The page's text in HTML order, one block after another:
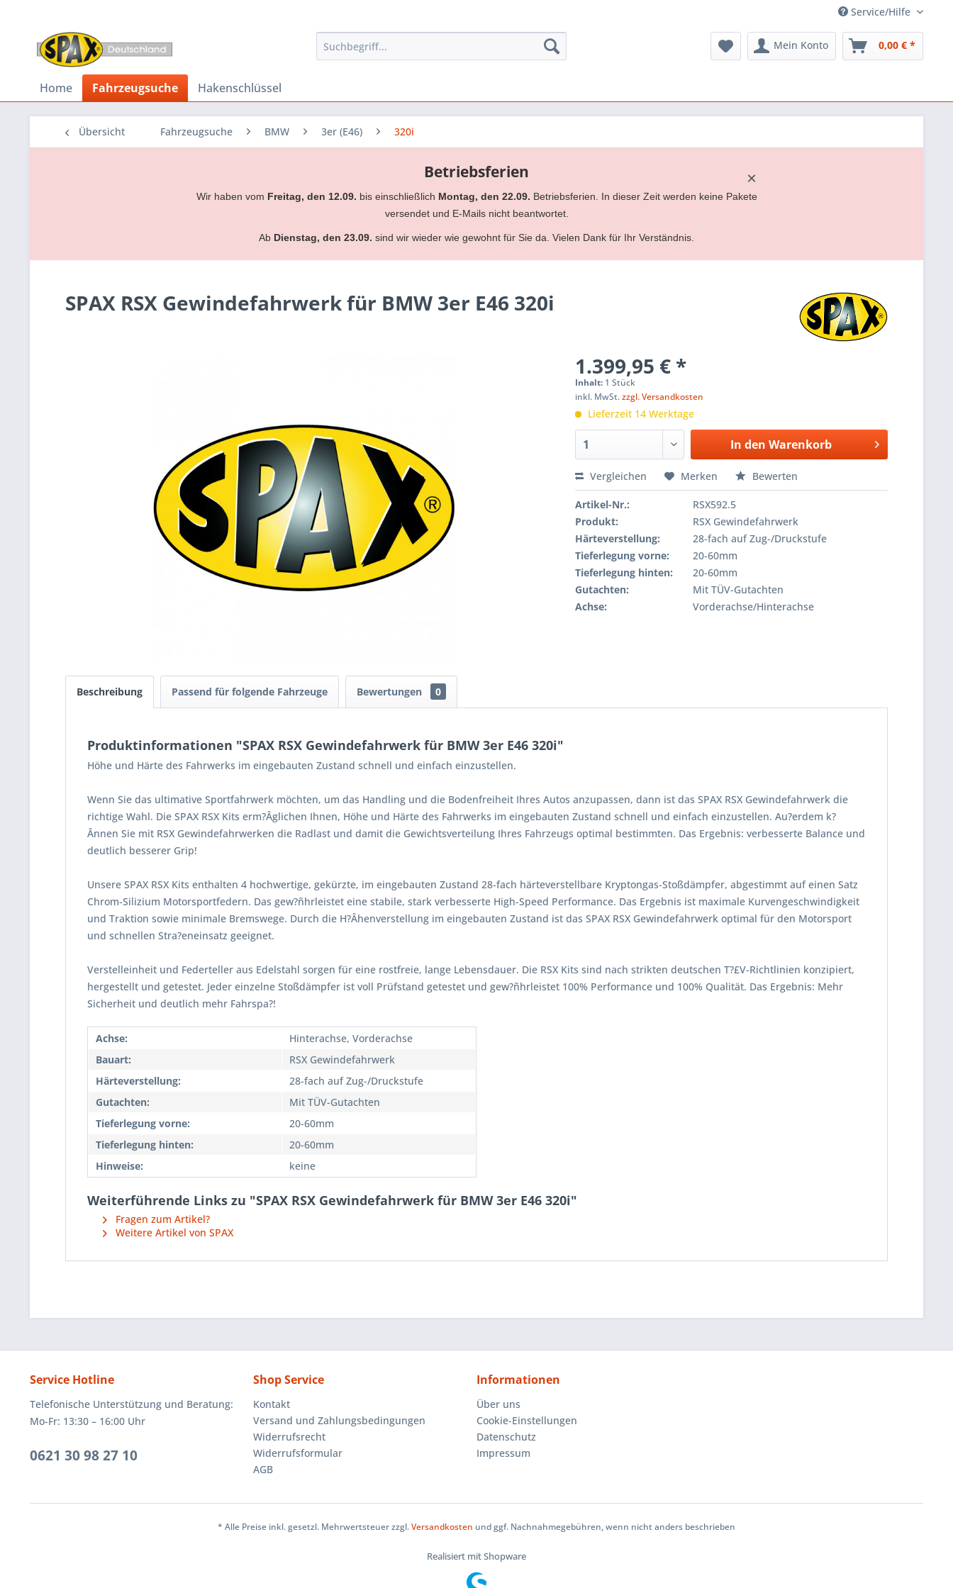
Service/Hilfe
Mein Konto 0,00 € *
Home Fahrzeugsuche Hakenschlüssel
Übersicht Fahrzeugsuche BMW 3er (E46) 320i
×
Betriebsferien
Wir haben vom Freitag, den 12.09. bis einschließlich Montag, den 22.09. Betriebsferien. In dieser Zeit werden keine Pakete
versendet und E-Mails nicht beantwortet.
Ab Dienstag, den 23.09. sind wir wieder wie gewohnt für Sie da. Vielen Dank für Ihr Verständnis.
SPAX RSX Gewindefahrwerk für BMW 3er E46 320i
1.399,95 € *
Inhalt: 1 Stück
inkl. MwSt.zzgl. Versandkosten
Lieferzeit 14 Werktage
In den Warenkorb
Vergleichen Merken Bewerten
Artikel-Nr.:
RSX592.5
Produkt:
RSX Gewindefahrwerk
Härteverstellung:
28-fach auf Zug-/Druckstufe
Tieferlegung vorne:
20-60mm
Tieferlegung hinten:
20-60mm
Gutachten:
Mit TÜV-Gutachten
Achse:
Vorderachse/Hinterachse
Beschreibung Passend für folgende Fahrzeuge Bewertungen 0
Produktinformationen "SPAX RSX Gewindefahrwerk für BMW 3er E46 320i"
Höhe und Härte des Fahrwerks im eingebauten Zustand schnell und einfach einzustellen.
Wenn Sie das ultimative Sportfahrwerk möchten, um das Handling und die Bodenfreiheit Ihres Autos anzupassen, dann ist das SPAX RSX Gewindefahrwerk die
richtige Wahl. Die SPAX RSX Kits erm?Âglichen Ihnen, Höhe und Härte des Fahrwerks im eingebauten Zustand schnell und einfach einzustellen. Au?erdem k?
Ânnen Sie mit RSX Gewindefahrwerken die Radlast und damit die Gewichtsverteilung Ihres Fahrzeugs optimal bestimmten. Das Ergebnis: verbesserte Balance und
deutlich besserer Grip!
Unsere SPAX RSX Kits enthalten 4 hochwertige, gekürzte, im eingebauten Zustand 28-fach härteverstellbare Kryptongas-Stoßdämpfer, abgestimmt auf einen Satz
Chrom-Silizium Motorsportfedern. Das gew?ñhrleistet eine stabile, stark verbesserte High-Speed Performance. Das Ergebnis ist maximale Kurvengeschwindigkeit
und Traktion sowie minimale Bremswege. Durch die H?Âhenverstellung im eingebauten Zustand ist das SPAX RSX Gewindefahrwerk optimal für den Motorsport
und schnellen Stra?eneinsatz geeignet.
Verstelleinheit und Federteller aus Edelstahl sorgen für eine rostfreie, lange Lebensdauer. Die RSX Kits sind nach strikten deutschen T?£V-Richtlinien konzipiert,
hergestellt und getestet. Jeder einzelne Stoßdämpfer ist voll Prüfstand getestet und gew?ñhrleistet 100% Performance und 100% Qualität. Das Ergebnis: Mehr
Sicherheit und deutlich mehr Fahrspa?!
Achse:
Hinterachse, Vorderachse
Bauart:
RSX Gewindefahrwerk
Härteverstellung:
28-fach auf Zug-/Druckstufe
Gutachten:
Mit TÜV-Gutachten
Tieferlegung vorne:
20-60mm
Tieferlegung hinten:
20-60mm
Hinweise:
keine
Weiterführende Links zu "SPAX RSX Gewindefahrwerk für BMW 3er E46 320i"
Fragen zum Artikel?
Weitere Artikel von SPAX
Service Hotline
Telefonische Unterstützung und Beratung:
Mo-Fr: 13:30 – 16:00 Uhr
0621 30 98 27 10
Shop Service
Kontakt
Versand und Zahlungsbedingungen
Widerrufsrecht
Widerrufsformular
AGB
Informationen
Über uns
Cookie-Einstellungen
Datenschutz
Impressum
* Alle Preise inkl. gesetzl. Mehrwertsteuer zzgl.Versandkosten und ggf. Nachnahmegebühren, wenn nicht anders beschrieben
Realisiert mit Shopware